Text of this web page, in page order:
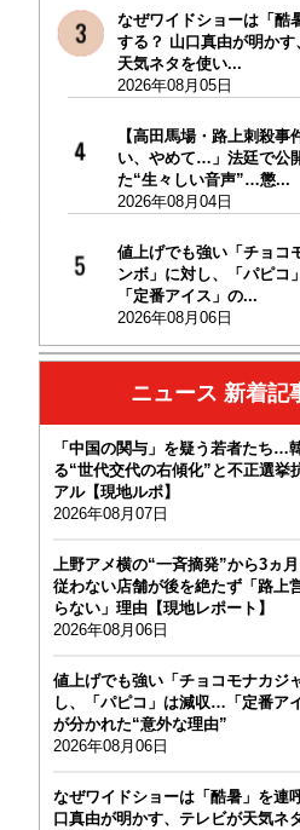
なぜワイドショーは「酷
する？ 山口真由が明かす
天気ネタを使い...
2026年08月05日
【高田馬場・路上刺殺事
い、やめて…」法廷で公
た“生々しい音声”…懲...
2026年08月04日
値上げでも強い「チョコ
ンボ」に対し、「パピコ
「定番アイス」の...
2026年08月06日
ニュース 新着記
「中国の関与」を疑う若者たち…
る“世代交代の右傾化”と不正選挙
アル【現地ルポ】
2026年08月07日
上野アメ横の“一斉摘発”から3ヵ
従わない店舗が後を絶たず「路上
らない」理由【現地レポート】
2026年08月06日
値上げでも強い「チョコモナカジ
し、「パピコ」は減収…「定番ア
が分かれた“意外な理由”
2026年08月06日
なぜワイドショーは「酷暑」を連
口真由が明かす、テレビが天気ネ